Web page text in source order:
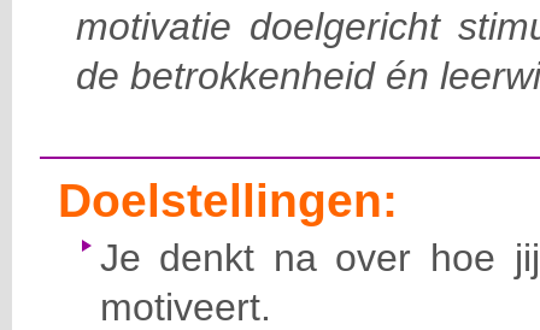
motivatie doelgericht
de betrokkenheid én
Doelstellingen:
Je denkt na over hoe
motiveert.